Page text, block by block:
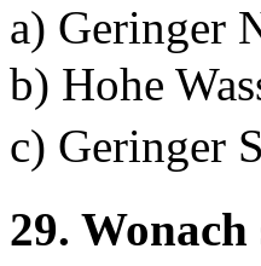
a) Geringer
b) Hohe
c) Geringer
29.